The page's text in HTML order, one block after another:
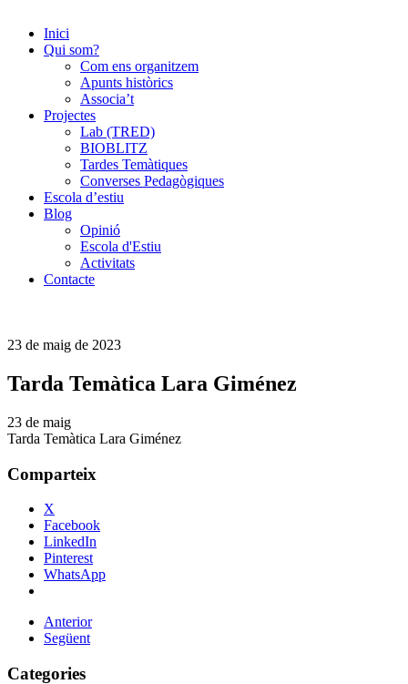
Inici
Qui som?
Com ens organitzem
Apunts històrics
Associa’t
Projectes
Lab (TRED)
BIOBLITZ
Tardes Temàtiques
Converses Pedagògiques
Escola d’estiu
Blog
Opinió
Escola d'Estiu
Activitats
Contacte
23 de maig de 2023
Tarda Temàtica Lara Giménez
23 de maig
Tarda Temàtica Lara Giménez
Comparteix
X
Facebook
LinkedIn
Pinterest
WhatsApp
Anterior
Següent
Categories